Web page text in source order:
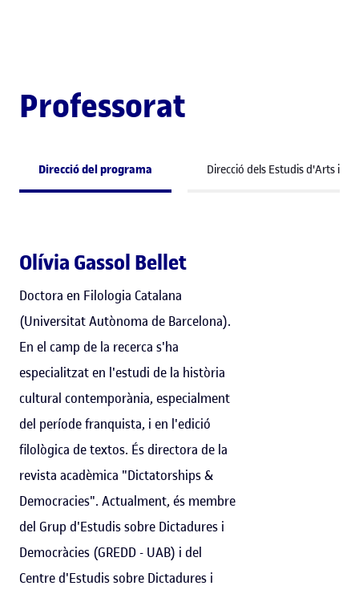
Professorat
Direcció del programa Direcció dels Estudis d'Arts i
Olívia Gassol Bellet
Doctora en Filologia Catalana
(Universitat Autònoma de Barcelona).
En el camp de la recerca s'ha
especialitzat en l'estudi de la història
cultural contemporània, especialment
del període franquista, i en l'edició
filològica de textos. És directora de la
revista acadèmica "Dictatorships &
Democracies". Actualment, és membre
del Grup d'Estudis sobre Dictadures i
Democràcies (GREDD - UAB) i del
Centre d'Estudis sobre Dictadures i